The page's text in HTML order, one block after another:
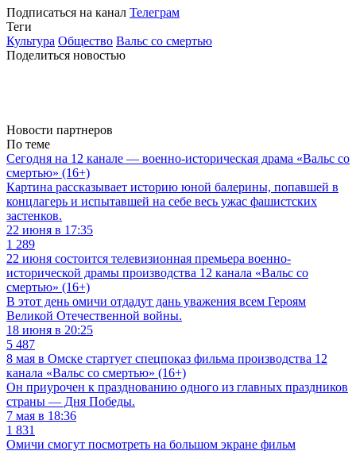
Подписаться на канал Телеграм
Теги
Культура Общество Вальс со смертью
Поделиться новостью
Новости партнеров
По теме
Сегодня на 12 канале — военно-историческая драма «Вальс со
смертью» (16+)
Картина рассказывает историю юной балерины, попавшей в
концлагерь и испытавшей на себе весь ужас фашистских
застенков.
22 июня в 17:35
1 289
22 июня состоится телевизионная премьера военно-
исторической драмы производства 12 канала «Вальс со
смертью» (16+)
В этот день омичи отдадут дань уважения всем Героям
Великой Отечественной войны.
18 июня в 20:25
5 487
8 мая в Омске стартует спецпоказ фильма производства 12
канала «Вальс со смертью» (16+)
Он приурочен к празднованию одного из главных праздников
страны — Дня Победы.
7 мая в 18:36
1 831
Омичи смогут посмотреть на большом экране фильм